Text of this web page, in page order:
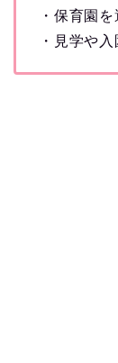
・保育園
・見学や